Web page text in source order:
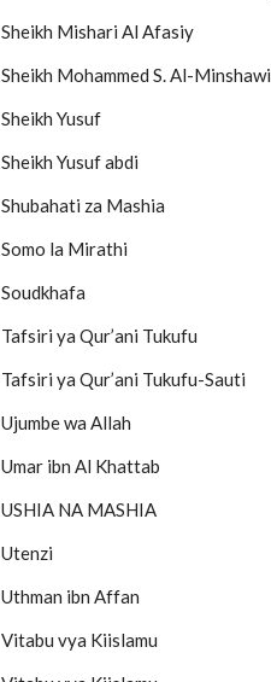
Sheikh Mishari Al Afasiy
Sheikh Mohammed S. Al-Minshawi
Sheikh Yusuf
Sheikh Yusuf abdi
Shubahati za Mashia
Somo la Mirathi
Soudkhafa
Tafsiri ya Qur’ani Tukufu
Tafsiri ya Qur’ani Tukufu-Sauti
Ujumbe wa Allah
Umar ibn Al Khattab
USHIA NA MASHIA
Utenzi
Uthman ibn Affan
Vitabu vya Kiislamu